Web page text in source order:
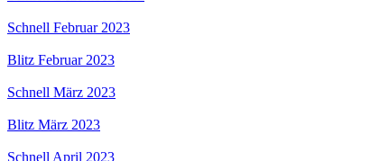
Schnell Februar 2023
Blitz Februar 2023
Schnell März 2023
Blitz März 2023
Schnell April 2023